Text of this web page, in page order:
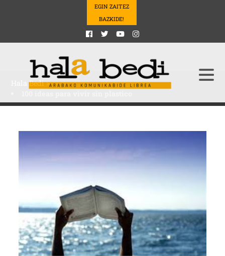
EGIN ZAITEZ
BAZKIDE!
Hala Bedi>